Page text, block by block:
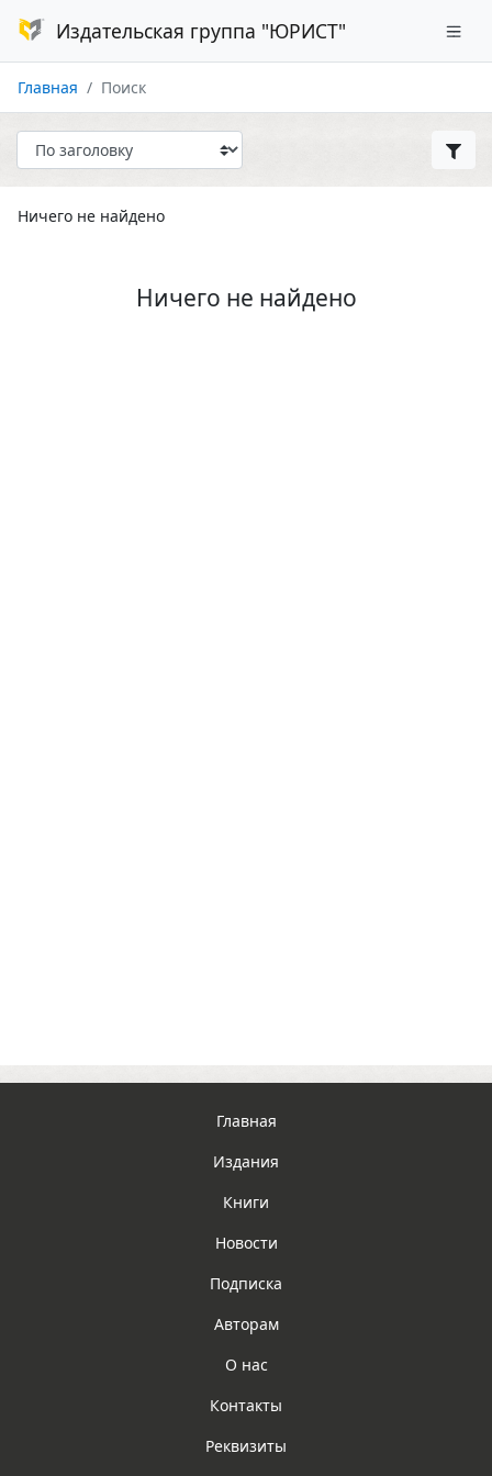
Издательская группа "ЮРИСТ"
Главная Поиск
Ничего не найдено
Ничего не найдено
Главная
Издания
Книги
Новости
Подписка
Авторам
О нас
Контакты
Реквизиты